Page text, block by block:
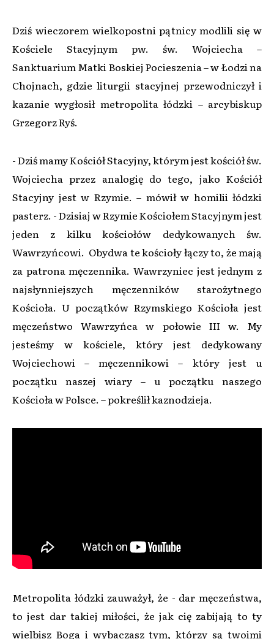
Dziś wieczorem wielkopostni pątnicy modlili się w
Kościele Stacyjnym pw. św. Wojciecha –
Sanktuarium Matki Boskiej Pocieszenia – w Łodzi na
Chojnach, gdzie liturgii stacyjnej przewodniczył i
kazanie wygłosił metropolita łódzki – arcybiskup
Grzegorz Ryś.
- Dziś mamy Kościół Stacyjny, którym jest kościół św.
Wojciecha przez analogię do tego, jako Kościół
Stacyjny jest w Rzymie. – mówił w homilii łódzki
pasterz. - Dzisiaj w Rzymie Kościołem Stacyjnym jest
jeden z kilku kościołów dedykowanych św.
Wawrzyńcowi. Obydwa te kościoły łączy to, że mają
za patrona męczennika. Wawrzyniec jest jednym z
najsłynniejszych męczenników starożytnego
Kościoła. U początków Rzymskiego Kościoła jest
męczeństwo Wawrzyńca w połowie III w. My
jesteśmy w kościele, który jest dedykowany
Wojciechowi – męczennikowi – który jest u
początku naszej wiary – u początku naszego
Kościoła w Polsce. – pokreślił kaznodzieja.
Metropolita łódzki zauważył, że - dar męczeństwa,
to jest dar takiej miłości, że jak cię zabijają to ty
wielbisz Boga i wybaczasz tym, którzy są twoimi